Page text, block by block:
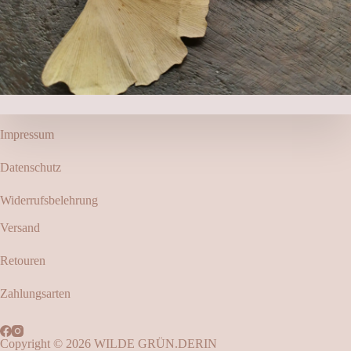
Impressum
Datenschutz
Widerrufsbelehrung
Versand
Retouren
Zahlungsarten
Copyright © 2026 WILDE GRÜN.DERIN